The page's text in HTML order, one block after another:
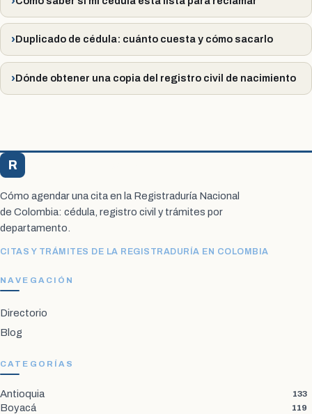
Duplicado de cédula: cuánto cuesta y cómo sacarlo
Dónde obtener una copia del registro civil de nacimiento
R
Cómo agendar una cita en la Registraduría Nacional
de Colombia: cédula, registro civil y trámites por
departamento.
CITAS Y TRÁMITES DE LA REGISTRADURÍA EN COLOMBIA
NAVEGACIÓN
Directorio
Blog
CATEGORÍAS
Antioquia 133
Boyacá 119